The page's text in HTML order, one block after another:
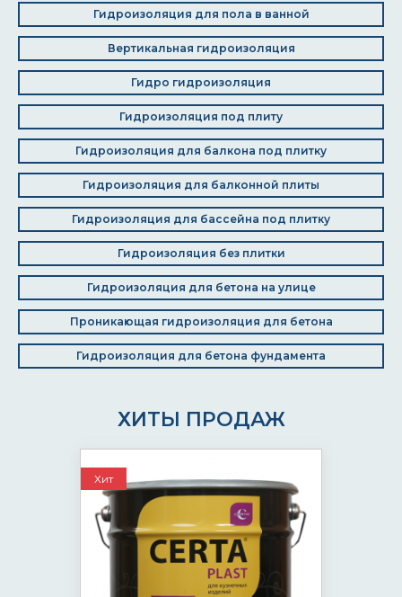
Гидроизоляция для пола в ванной
Вертикальная гидроизоляция
Гидро гидроизоляция
Гидроизоляция под плиту
Гидроизоляция для балкона под плитку
Гидроизоляция для балконной плиты
Гидроизоляция для бассейна под плитку
Гидроизоляция без плитки
Гидроизоляция для бетона на улице
Проникающая гидроизоляция для бетона
Гидроизоляция для бетона фундамента
ХИТЫ ПРОДАЖ
Хит